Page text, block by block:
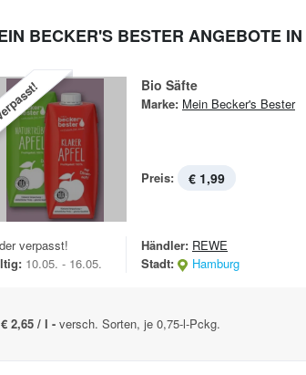
BECKER'S BESTER ANGEBOTE
Bio Säfte
Marke: Mein Becker's Bester
Preis: € 1,99
verpasst!
10.05. - 16.05.
Händler: REWE
Stadt:
Hamburg
€ 2,65 / l - versch. Sorten, je 0,75-l-Pckg.